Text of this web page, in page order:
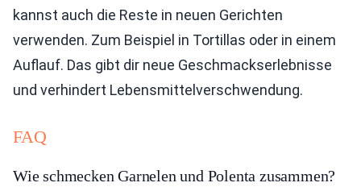
kannst auch die Reste in neuen Gerichten
verwenden. Zum Beispiel in Tortillas oder in einem
Auflauf. Das gibt dir neue Geschmackserlebnisse
und verhindert Lebensmittelverschwendung.
FAQ
Wie schmecken Garnelen und Polenta zusammen?